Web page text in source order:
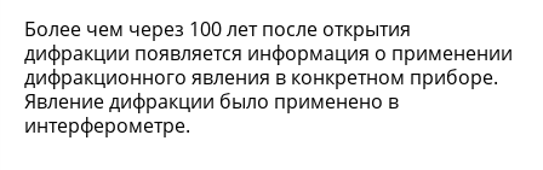
Более чем через 100 лет после открытия
дифракции появляется информация о применении
дифракционного явления в конкретном приборе.
Явление дифракции было применено в
интерферометре.